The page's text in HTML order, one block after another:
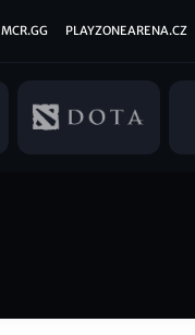
MCR.GG PLAYZONEARENA.CZ